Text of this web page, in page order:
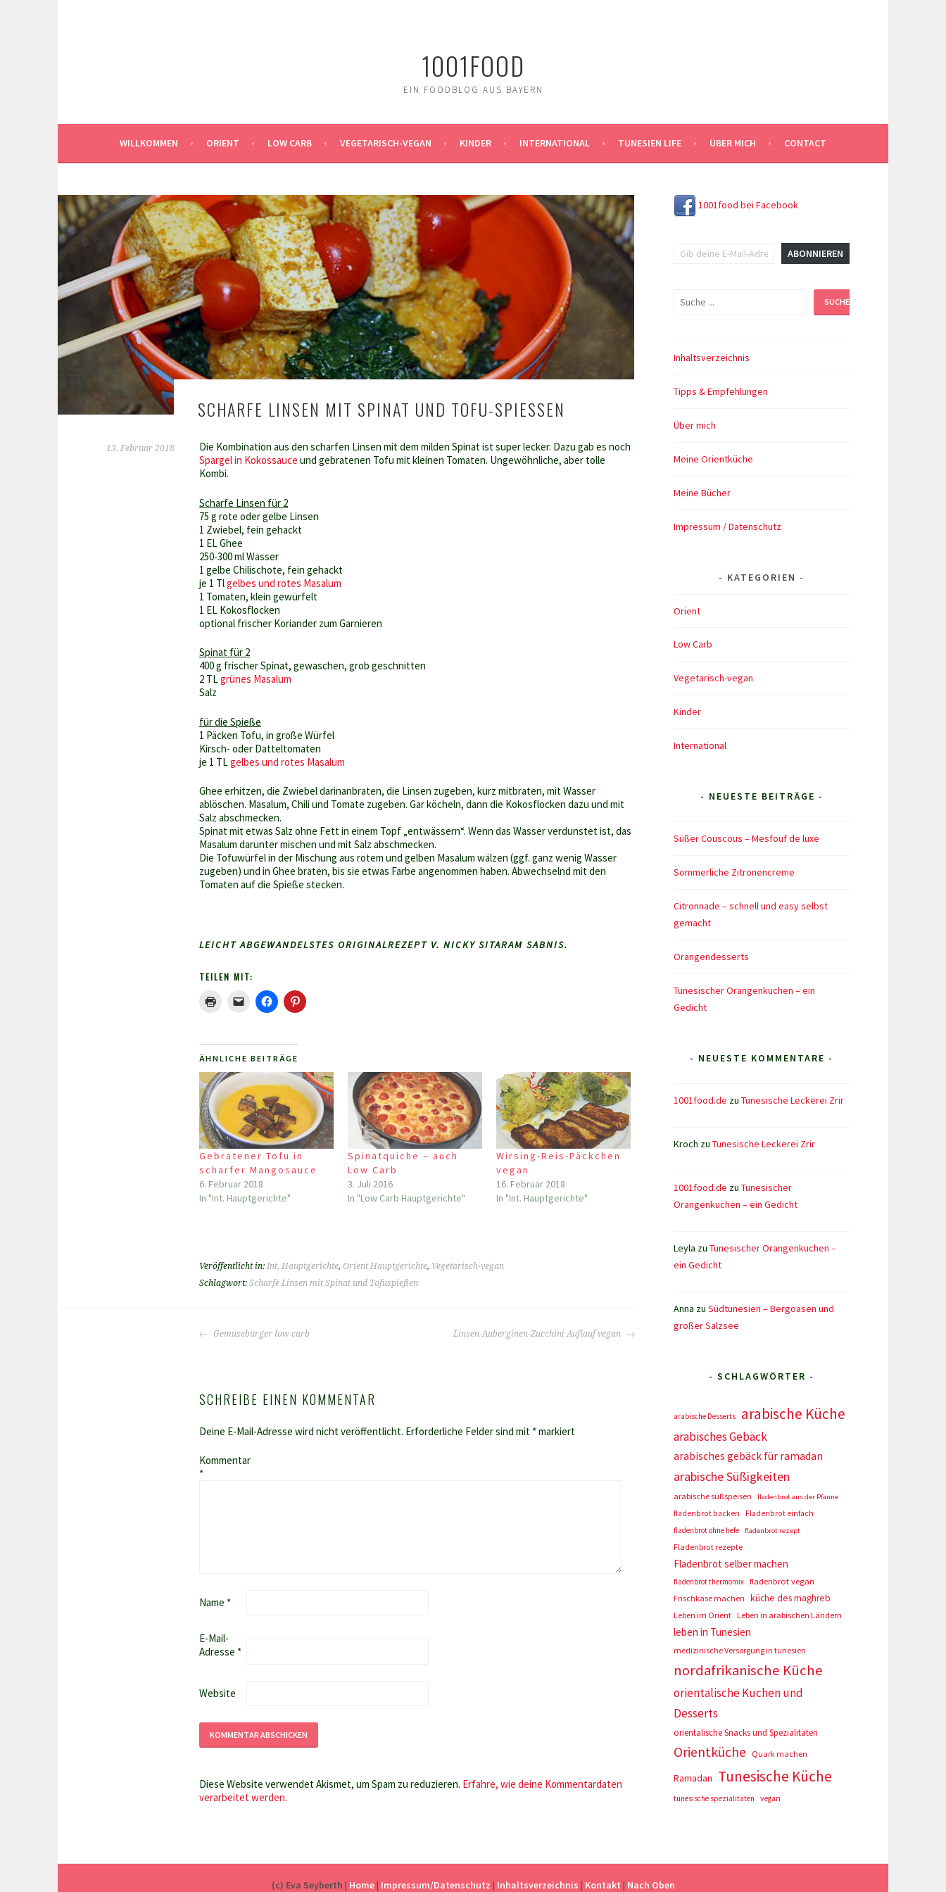
1001FOOD
EIN FOODBLOG AUS BAYERN
WILLKOMMEN ORIENT LOW CARB VEGETARISCH-VEGAN KINDER INTERNATIONAL TUNESIEN LIFE ÜBER MICH CONTACT
SCHARFE LINSEN MIT SPINAT UND TOFU-SPIESSEN
13. Februar 2018
Die Kombination aus den scharfen Linsen mit dem milden Spinat ist super lecker. Dazu gab es noch
Spargel in Kokossauce und gebratenen Tofu mit kleinen Tomaten. Ungewöhnliche, aber tolle
Kombi.
Scharfe Linsen für 2
75 g rote oder gelbe Linsen
1 Zwiebel, fein gehackt
1 EL Ghee
250-300 ml Wasser
1 gelbe Chilischote, fein gehackt
je 1 Tlgelbes und rotes Masalum
1 Tomaten, klein gewürfelt
1 EL Kokosflocken
optional frischer Koriander zum Garnieren
Spinat für 2
400 g frischer Spinat, gewaschen, grob geschnitten
2 TLgrünes Masalum
Salz
für die Spieße
1 Päcken Tofu, in große Würfel
Kirsch- oder Datteltomaten
je 1 TL gelbes und rotes Masalum
Ghee erhitzen, die Zwiebel darinanbraten, die Linsen zugeben, kurz mitbraten, mit Wasser
ablöschen. Masalum, Chili und Tomate zugeben. Gar köcheln, dann die Kokosflocken dazu und mit
Salz abschmecken.
Spinat mit etwas Salz ohne Fett in einem Topf „entwässern“. Wenn das Wasser verdunstet ist, das
Masalum darunter mischen und mit Salz abschmecken.
Die Tofuwürfel in der Mischung aus rotem und gelben Masalum wälzen (ggf. ganz wenig Wasser
zugeben) und in Ghee braten, bis sie etwas Farbe angenommen haben. Abwechselnd mit den
Tomaten auf die Spieße stecken.
LEICHT ABGEWANDELSTES ORIGINALREZEPT V. NICKY SITARAM SABNIS.
TEILEN MIT:
ÄHNLICHE BEITRÄGE
Gebratener Tofu in
scharfer Mangosauce
6. Februar 2018
In "Int. Hauptgerichte"
Spinatquiche – auch
Low Carb
3. Juli 2016
In "Low Carb Hauptgerichte"
Wirsing-Reis-Päckchen
vegan
16. Februar 2018
In "Int. Hauptgerichte"
Veröffentlicht in: Int. Hauptgerichte, Orient Hauptgerichte, Vegetarisch-vegan
Schlagwort: Scharfe Linsen mit Spinat und Tofuspießen
BEITRAGS-
Gemüseburger low carb Linsen-Auberginen-Zucchini Auflauf vegan
SCHREIBE EINEN KOMMENTAR
Deine E-Mail-Adresse wird nicht veröffentlicht. Erforderliche Felder sind mit *markiert
Kommentar
*
Name *
E-Mail-
Adresse *
Website
Diese Website verwendet Akismet, um Spam zu reduzieren. Erfahre, wie deine Kommentardaten
verarbeitet werden.
1001food bei Facebook
ABONNIEREN
Suchen SUCHEN
Inhaltsverzeichnis
Tipps & Empfehlungen
Über mich
Meine Orientküche
Meine Bücher
Impressum / Datenschutz
KATEGORIEN
Orient
Low Carb
Vegetarisch-vegan
Kinder
International
- NEUESTE BEITRÄGE -
Süßer Couscous – Mesfouf de luxe
Sommerliche Zitronencreme
Citronnade – schnell und easy selbst
gemacht
Orangendesserts
Tunesischer Orangenkuchen – ein
Gedicht
- NEUESTE KOMMENTARE -
1001food.de zu Tunesische Leckerei Zrir
Kroch zu Tunesische Leckerei Zrir
1001food.de zu Tunesischer
Orangenkuchen – ein Gedicht
Leyla zu Tunesischer Orangenkuchen –
ein Gedicht
Anna zu Südtunesien – Bergoasen und
großer Salzsee
- SCHLAGWÖRTER -
arabische Desserts arabische Küche
arabisches Gebäck
arabisches gebäck für ramadan
arabische Süßigkeiten
arabische süßspeisen fladenbrot aus der Pfanne
fladenbrot backen
Fladenbrot einfach
fladenbrot ohne hefe
fladenbrot rezept
Fladenbrot rezepte
Fladenbrot selber machen
fladenbrot thermomix fladenbrot vegan
Frischkäse machen küche des maghreb
Leben im Orient Leben in arabischen Ländern
leben in Tunesien
medizinische Versorgung in tunesien
nordafrikanische Küche
orientalische Kuchen und
Desserts
orientalische Snacks und Spezialitäten
Orientküche Quark machen
Ramadan Tunesische Küche
tunesische spezialitäten vegan
(c) Eva Seyberth | Home| Impressum/Datenschutz | Inhaltsverzeichnis | Kontakt | Nach Oben